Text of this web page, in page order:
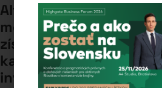
Alternatívne
možnosti
získavania
kapitálu od
investorov